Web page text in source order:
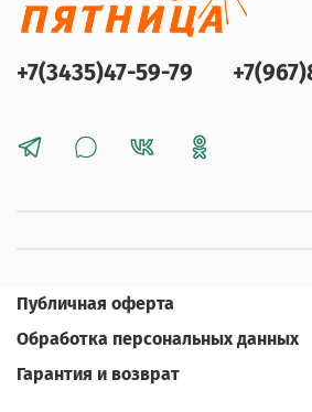
+7(3435)47-59-79
Публичная оферта
Обработка персональных данных
Гарантия и возврат